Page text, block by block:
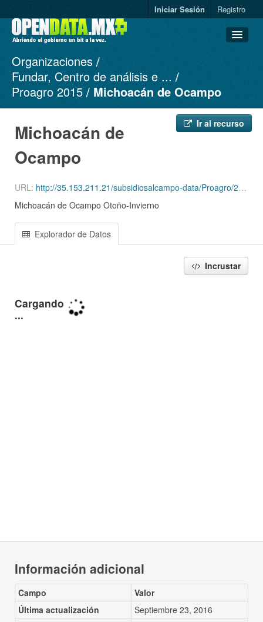
Iniciar Sesión Registro
Conjuntos de datos
Organizaciones
Grupos
Organizaciones
Fundar, Centro de análisis e ...
Proagro 2015
Michoacán de Ocampo
Ir al recurso
Michoacán de
Ocampo
URL: http://35.153.211.21/subsidiosalcampo-data/Proagro/2015/OI/csv/MICHOACAN_OI15.csv
Michoacán de Ocampo Otoño-Invierno
Explorador de Datos
Incrustar
Información adicional
Campo
Valor
Última actualización
Septiembre 23, 2016